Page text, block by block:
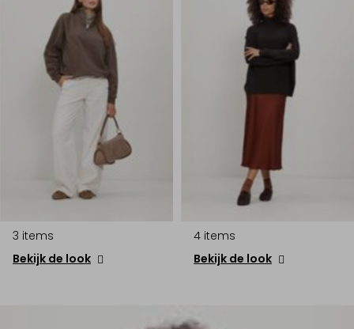
3 items
Bekijk de look
4 items
Bekijk de look